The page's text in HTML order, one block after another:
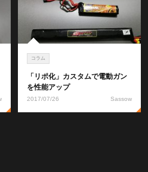
コラム
「リポ化」カスタムで電動ガン
を性能アップ
2017/07/26 Sassow